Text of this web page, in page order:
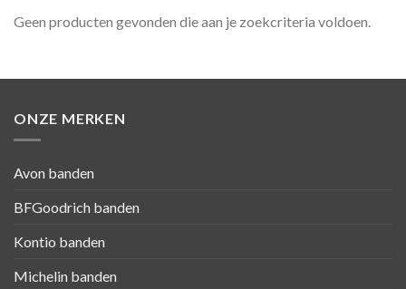
Geen producten gevonden die aan je zoekcriteria voldoen.
ONZE MERKEN
Avon banden
BFGoodrich banden
Kontio banden
Michelin banden